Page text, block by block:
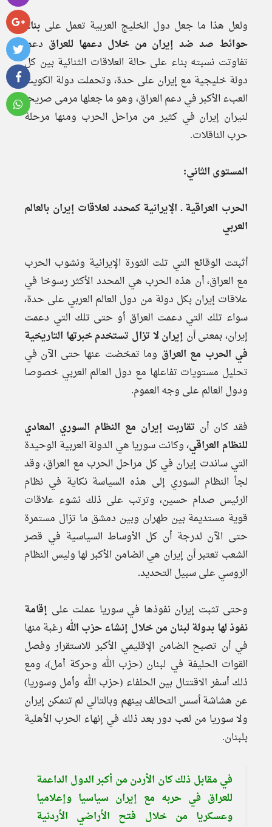
ولعل هذا ما جعل دول الخليج العربية تعمل على بناء
حوائط صد ضد إيران من خلال دعمها للعراق دعما
تفاوتت نسبته بناء على حالة العلاقات الثنائية بين كل
دولة خليجية مع إيران على حدة، وتحملت دولة الكويت
العبء الأكبر في دعم العراق، وهو ما جعلها مرمى صريحا
لنيران إيران في كثير من مراحل الحرب ومنها مرحلة
حرب الناقلات.
المستوى الثاني:
الحرب العراقية ـ الإيرانية كمحدد لعلاقات إيران بالعالم
العربي
أثبتت الوقائع التي تلت الثورة الإيرانية ونشوب الحرب
مع العراق، أن هذه الحرب هي المحدد الأكثر رسوخا في
علاقات إيران بكل دولة من دول العالم العربي على حدة،
سواء تلك التي دعمت العراق أو حتى تلك التي دعمت
إيران، بمعنى أن إيران لا تزال تستخدم خبرتها التاريخية
في الحرب مع العراق وما تمخضت عنها حتى الآن في
تحليل مستويات تفاعلها مع دول العالم العربي خصوصا
ودول العالم على وجه العموم.
فقد كان أن تقاربت إيران مع النظام السوري المعادي
للنظام العراقي، وكانت سوريا هي الدولة العربية الوحيدة
التي ساندت إيران في كل مراحل الحرب مع العراق، وقد
لجأ النظام السوري إلى هذه السياسة نكاية في نظام
الرئيس صدام حسين، وترتب على ذلك نشوء علاقات
قوية مستديمة بين طهران وبين دمشق ما تزال مستمرة
حتى الآن لدرجة أن كل الأوساط السياسية في قصر
الشعب تعتبر أن إيران هي الضامن الأكبر لها وليس النظام
الروسي على سبيل التحديد.
وحتى تثبت إيران نفوذها في سوريا عملت على إقامة
نفوذ لها بدولة لبنان من خلال إنشاء حزب الله رغبة منها
في أن تصبح الضامن الإقليمي الأكبر للاستقرار وفصل
القوات الحليفة في لبنان (حزب الله وحركة أمل)، ومع
ذلك أسفر الاقتتال بين الحلفاء (حزب الله وأمل وسوريا)
عن هشاشة أسس التحالف بينهم وبالتالي لم تتمكن إيران
ولا سوريا من لعب دور بعد ذلك في إنهاء الحرب الأهلية
بلبنان.
في مقابل ذلك كان الأردن من أكبر الدول الداعمة
للعراق في حربه مع إيران سياسيا وإعلاميا
وعسكريا من خلال فتح الأراضي الأردنية